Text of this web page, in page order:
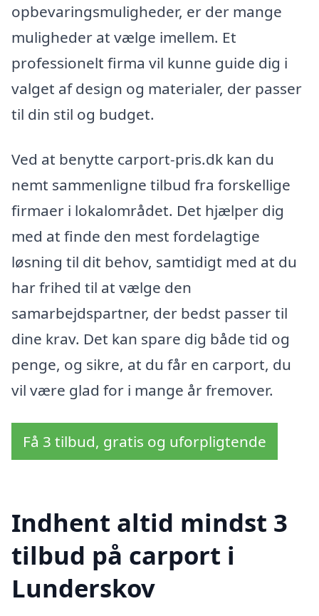
opbevaringsmuligheder, er der mange
muligheder at vælge imellem. Et
professionelt firma vil kunne guide dig i
valget af design og materialer, der passer
til din stil og budget.
Ved at benytte carport-pris.dk kan du
nemt sammenligne tilbud fra forskellige
firmaer i lokalområdet. Det hjælper dig
med at finde den mest fordelagtige
løsning til dit behov, samtidigt med at du
har frihed til at vælge den
samarbejdspartner, der bedst passer til
dine krav. Det kan spare dig både tid og
penge, og sikre, at du får en carport, du
vil være glad for i mange år fremover.
Få 3 tilbud, gratis og uforpligtende
Indhent altid mindst 3
tilbud på carport i
Lunderskov